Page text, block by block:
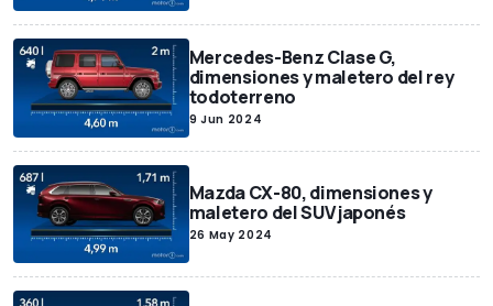
Mercedes-Benz Clase G,
dimensiones y maletero del rey
todoterreno
9 Jun 2024
Mazda CX-80, dimensiones y
maletero del SUV japonés
26 May 2024